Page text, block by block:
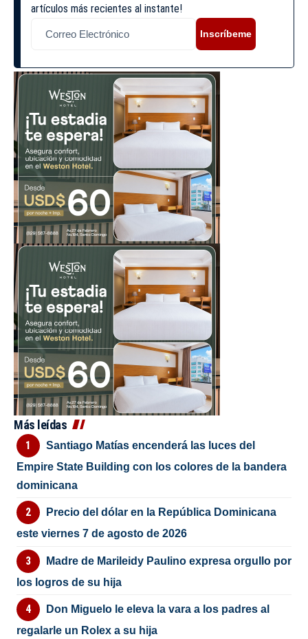
artículos más recientes al instante!
Inscríbeme
Más leídas
Santiago Matías encenderá las luces del
Empire State Building con los colores de la bandera
dominicana
Precio del dólar en la República Dominicana
este viernes 7 de agosto de 2026
Madre de Marileidy Paulino expresa orgullo por
los logros de su hija
Don Miguelo le eleva la vara a los padres al
regalarle un Rolex a su hija